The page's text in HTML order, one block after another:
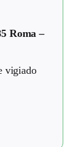
Roma –
vigiado